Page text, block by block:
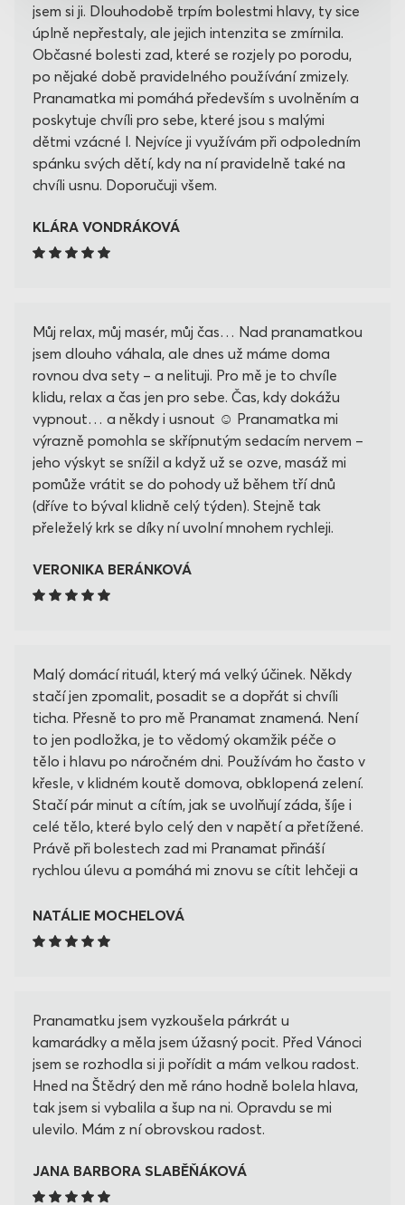
jsem si ji. Dlouhodobě trpím bolestmi hlavy, ty sice
úplně nepřestaly, ale jejich intenzita se zmírnila.
Občasné bolesti zad, které se rozjely po porodu,
po nějaké době pravidelného používání zmizely.
Pranamatka mi pomáhá především s uvolněním a
poskytuje chvíli pro sebe, které jsou s malými
dětmi vzácné l. Nejvíce ji využívám při odpoledním
spánku svých dětí, kdy na ní pravidelně také na
chvíli usnu. Doporučuji všem.
KLÁRA VONDRÁKOVÁ
Můj relax, můj masér, můj čas… Nad pranamatkou
jsem dlouho váhala, ale dnes už máme doma
rovnou dva sety – a nelituji. Pro mě je to chvíle
klidu, relax a čas jen pro sebe. Čas, kdy dokážu
vypnout… a někdy i usnout ☺️ Pranamatka mi
výrazně pomohla se skřípnutým sedacím nervem –
jeho výskyt se snížil a když už se ozve, masáž mi
pomůže vrátit se do pohody už během tří dnů
(dříve to býval klidně celý týden). Stejně tak
přeleželý krk se díky ní uvolní mnohem rychleji.
VERONIKA BERÁNKOVÁ
Malý domácí rituál, který má velký účinek. Někdy
stačí jen zpomalit, posadit se a dopřát si chvíli
ticha. Přesně to pro mě Pranamat znamená. Není
to jen podložka, je to vědomý okamžik péče o
tělo i hlavu po náročném dni. Používám ho často v
křesle, v klidném koutě domova, obklopená zelení.
Stačí pár minut a cítím, jak se uvolňují záda, šíje i
celé tělo, které bylo celý den v napětí a přetížené.
Právě při bolestech zad mi Pranamat přináší
rychlou úlevu a pomáhá mi znovu se cítit lehčeji a
NATÁLIE MOCHELOVÁ
Pranamatku jsem vyzkoušela párkrát u
kamarádky a měla jsem úžasný pocit. Před Vánoci
jsem se rozhodla si ji pořídit a mám velkou radost.
Hned na Štědrý den mě ráno hodně bolela hlava,
tak jsem si vybalila a šup na ni. Opravdu se mi
ulevilo. Mám z ní obrovskou radost.
JANA BARBORA SLABĚŇÁKOVÁ